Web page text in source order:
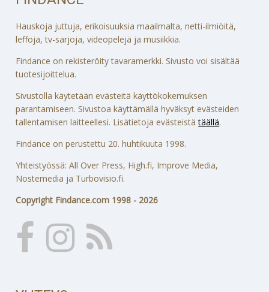
Hauskoja juttuja, erikoisuuksia maailmalta, netti-ilmiöitä,
leffoja, tv-sarjoja, videopelejä ja musiikkia.
Findance on rekisteröity tavaramerkki. Sivusto voi sisältää
tuotesijoittelua.
Sivustolla käytetään evästeitä käyttökokemuksen
parantamiseen. Sivustoa käyttämällä hyväksyt evästeiden
tallentamisen laitteellesi. Lisätietoja evästeistätäällä.
Findance on perustettu 20. huhtikuuta 1998.
Yhteistyössä: All Over Press, High.fi, Improve Media,
Nostemedia ja Turbovisio.fi.
Copyright Findance.com 1998 - 2026